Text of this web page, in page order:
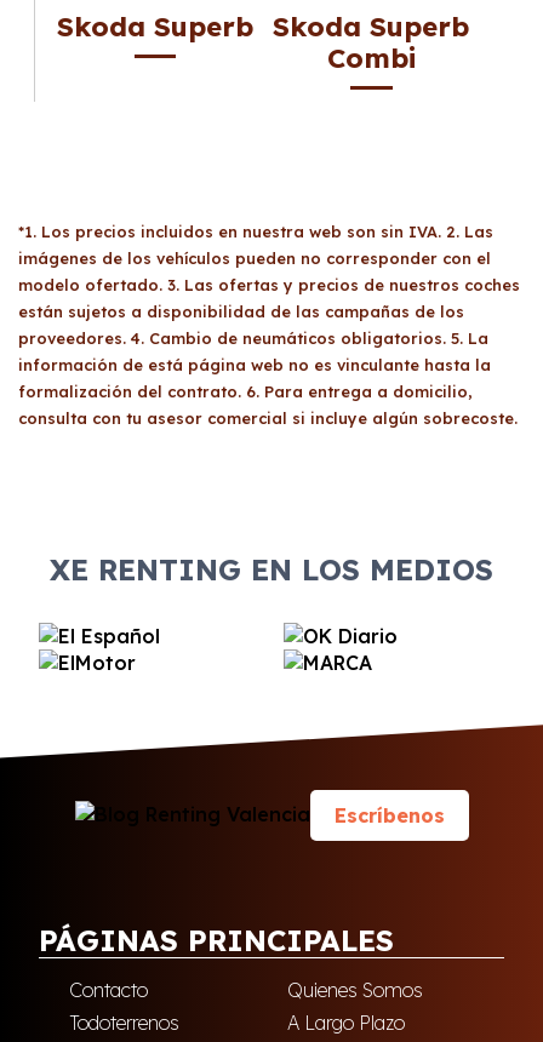
Skoda Superb Skoda Superb
Combi
*1. Los precios incluidos en nuestra web son sin IVA. 2. Las
imágenes de los vehículos pueden no corresponder con el
modelo ofertado. 3. Las ofertas y precios de nuestros coches
están sujetos a disponibilidad de las campañas de los
proveedores. 4. Cambio de neumáticos obligatorios. 5. La
información de está página web no es vinculante hasta la
formalización del contrato. 6. Para entrega a domicilio,
consulta con tu asesor comercial si incluye algún sobrecoste.
XE RENTING EN LOS MEDIOS
Escríbenos
PÁGINAS PRINCIPALES
Contacto
Quienes Somos
Todoterrenos
A Largo Plazo